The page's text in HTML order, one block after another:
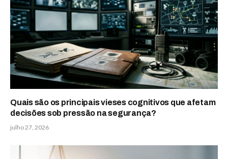
Quais são os principais vieses cognitivos que afetam
decisões sob pressão na segurança?
julho 27, 2026